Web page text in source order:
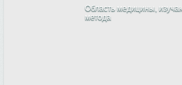
Область медицины,
метода